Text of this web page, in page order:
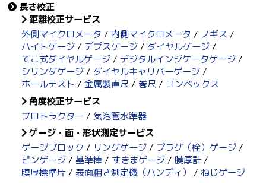
長さ校正
距離校正サービス
外側マイクロメータ
内側マイクロメータ
ノギス
ハイトゲージ
デプスゲージ
ダイヤルゲージ
てこ式ダイヤルゲージ
デジタルインジケータゲージ
シリンダゲージ
ダイヤルキャリパーゲージ
ホールテスト
金属製直尺 巻尺
コンベックス
角度校正サービス
プロトラクター
気泡管水準器
ゲージ・面・形状測定サービス
ゲージブロック
リングゲージ
プラグ（栓）ゲージ
ピンゲージ
基準棒 すきまゲージ
膜厚計
膜厚標準片
表面粗さ測定機（ハンディ）
ねじゲージ